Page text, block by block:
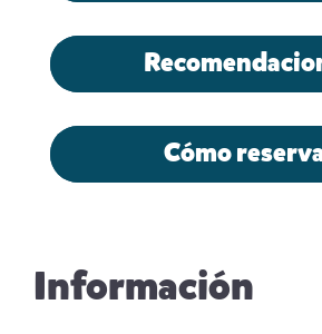
Cómo
Información